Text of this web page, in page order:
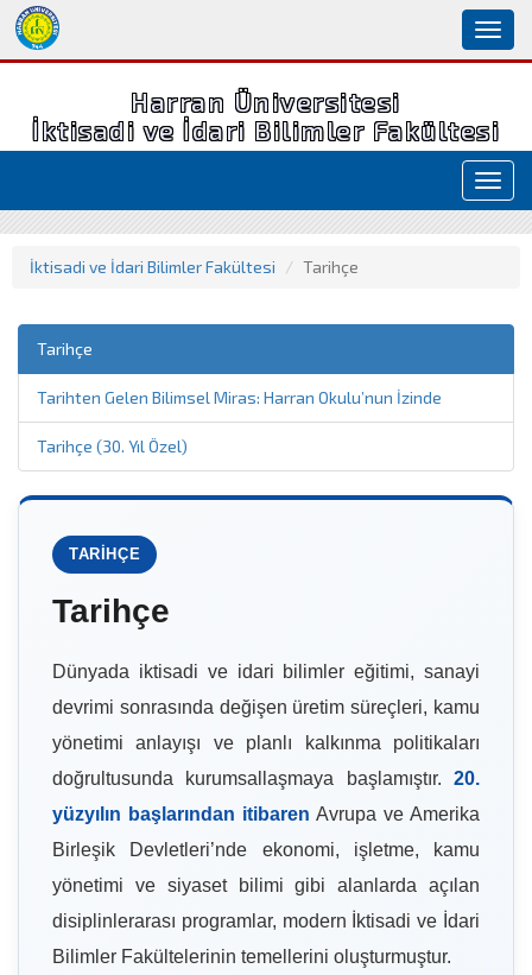
Harran Üniversitesi
İktisadi ve İdari Bilimler Fakültesi
İktisadi ve İdari Bilimler Fakültesi Tarihçe
Tarihçe
Tarihten Gelen Bilimsel Miras: Harran Okulu’nun İzinde
Tarihçe (30. Yıl Özel)
TARIHÇE
Tarihçe
Dünyada iktisadi ve idari bilimler eğitimi, sanayi
devrimi sonrasında değişen üretim süreçleri, kamu
yönetimi anlayışı ve planlı kalkınma politikaları
doğrultusunda kurumsallaşmaya başlamıştır. 20.
yüzyılın başlarından itibaren Avrupa ve Amerika
Birleşik Devletleri’nde ekonomi, işletme, kamu
yönetimi ve siyaset bilimi gibi alanlarda açılan
disiplinlerarası programlar, modern İktisadi ve İdari
Bilimler Fakültelerinin temellerini oluşturmuştur.